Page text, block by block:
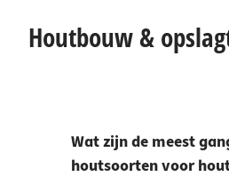
Houtbouw &
Wat zijn de meest
houtsoorten voor